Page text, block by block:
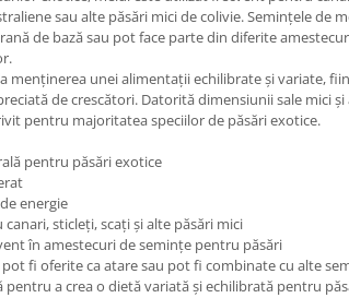
sau alte păsări mici de colivie. Semințele de
de bază sau pot face parte din diferite
menținerea unei alimentații echilibrate și variate,
de crescători. Datorită dimensiunii sale mici
pentru majoritatea speciilor de păsări exotice.
pentru păsări exotice
energie
sticleți, scați și alte păsări mici
în amestecuri de semințe pentru păsări
fi oferite ca atare sau pot fi combinate cu alte
pentru a crea o dietă variată și echilibrată pentru